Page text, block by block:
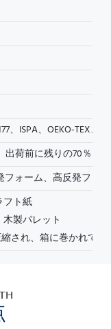
、ISPA、OEKO-TEX、
荷前に残りの70％を
ォーム、高反発フォ
フト紙
製パレット
され、箱に巻かれてい